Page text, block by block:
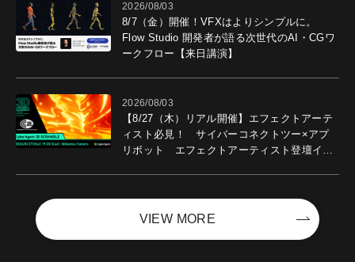
2026/08/03
8/7（金）開催！VFXはよりシンプルに。
Flow Studio 開発者が語る次世代のAI・CGワ
ークフロー【来日講演】
2026/08/03
【8/27（木）リアル開催】エフェクトアーテ
ィスト必見！ サイバーコネクトツー×アプ
リボット エフェクトアーティスト登壇イベ
VIEW MORE